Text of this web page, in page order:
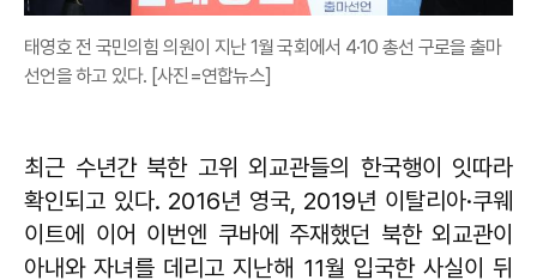
태영호 전 국민의힘 의원이 지난 1월 국회에서 4·10 총선 구로을 출마
선언을 하고 있다. [사진=연합뉴스]
최근 수년간 북한 고위 외교관들의 한국행이 잇따라
확인되고 있다. 2016년 영국, 2019년 이탈리아·쿠웨
이트에 이어 이번엔 쿠바에 주재했던 북한 외교관이
아내와 자녀를 데리고 지난해 11월 입국한 사실이 뒤